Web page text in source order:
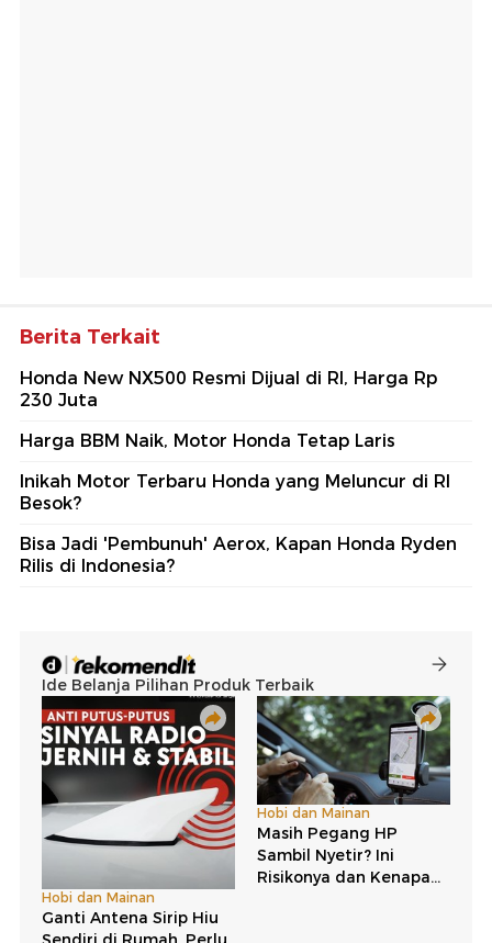
Berita Terkait
Honda New NX500 Resmi Dijual di RI, Harga Rp
230 Juta
Harga BBM Naik, Motor Honda Tetap Laris
Inikah Motor Terbaru Honda yang Meluncur di RI
Besok?
Bisa Jadi 'Pembunuh' Aerox, Kapan Honda Ryden
Rilis di Indonesia?